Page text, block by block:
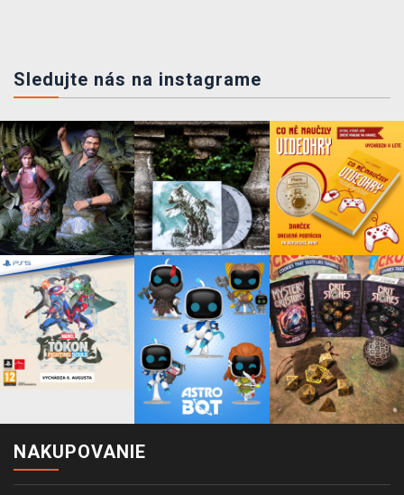
Sledujte nás na instagrame
NAKUPOVANIE